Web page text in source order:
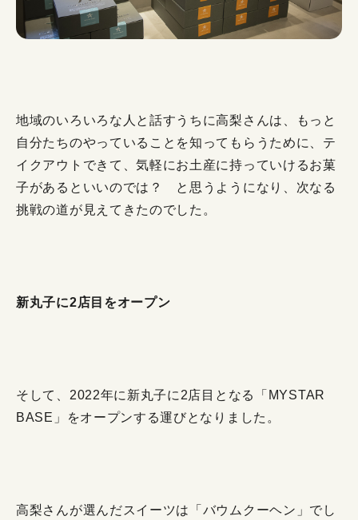
地域のいろいろな人と話すうちに高梨さんは、もっと
自分たちのやっていることを知ってもらうために、テ
イクアウトできて、気軽にお土産に持っていけるお菓
子があるといいのでは？ と思うようになり、次なる
挑戦の道が見えてきたのでした。
新丸子に2店目をオープン
そして、2022年に新丸子に2店目となる「MYSTAR
BASE」をオープンする運びとなりました。
高梨さんが選んだスイーツは「バウムクーヘン」でし